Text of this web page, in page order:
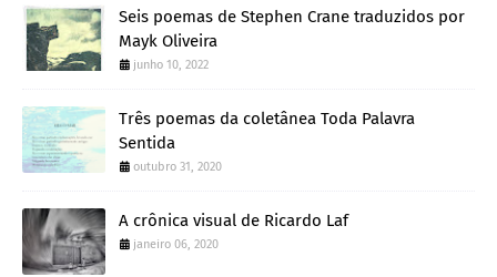
Seis poemas de Stephen Crane traduzidos por
Mayk Oliveira
junho 10, 2022
Três poemas da coletânea Toda Palavra
Sentida
outubro 31, 2020
A crônica visual de Ricardo Laf
janeiro 06, 2020